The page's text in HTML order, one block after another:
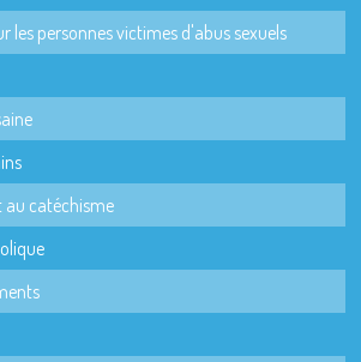
les personnes victimes d'abus sexuels
au catéchisme